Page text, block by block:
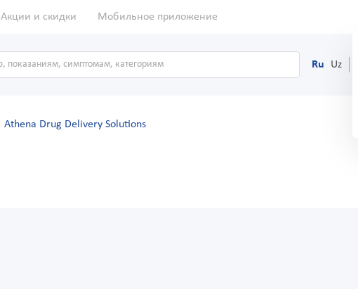
Акции и скидки Мобильное приложение
Ru Uz
Athena Drug Delivery Solutions